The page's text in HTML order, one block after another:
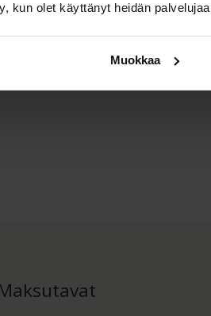
kun olet käyttänyt heidän
Muokkaa
Medvedev